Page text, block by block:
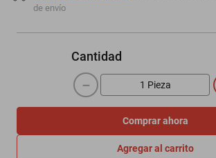
de envío
Cantidad
－
Comprar ahora
Agregar al carrito